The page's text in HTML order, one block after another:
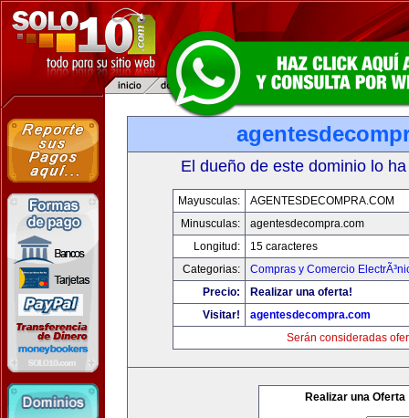
El dueño de este dominio lo
Mayusculas:
AGENTESDECOMPRA.COM
Minusculas:
agentesdecompra.com
Longitud:
15 caracteres
Categorias:
Compras y Comercio
Precio:
Realizar una oferta!
Visitar!
agentesdecompra.com
Serán consideradas
Realizar una Oferta